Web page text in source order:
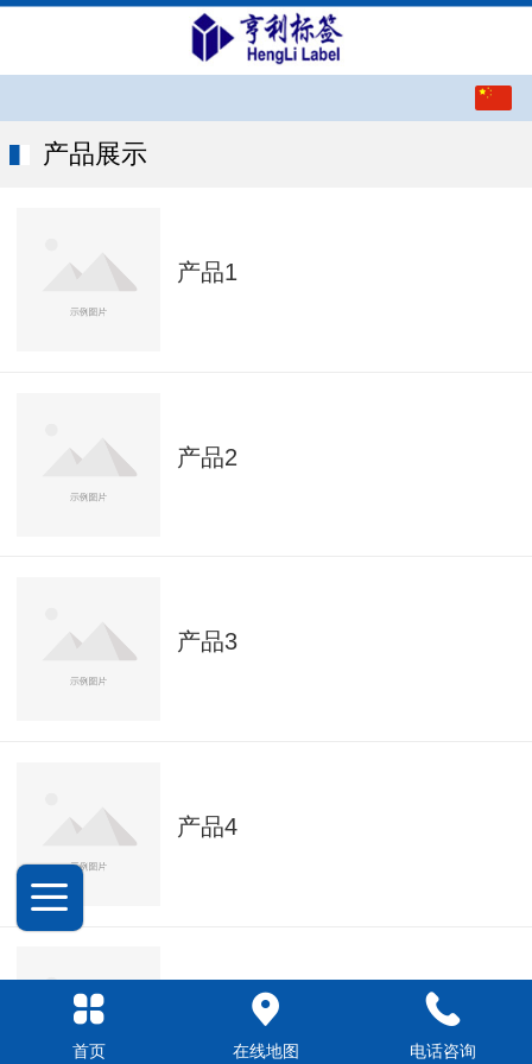
产品展示
产品1
产品2
产品3
产品4
首页 在线地图 电话咨询